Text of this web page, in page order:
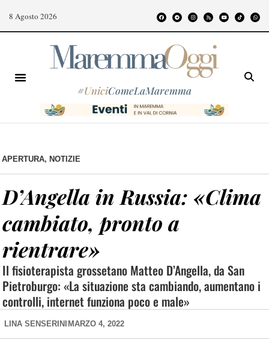
8 Agosto 2026
#UniciComeLaMaremma
APERTURA, NOTIZIE
D’Angella in Russia: «Clima
cambiato, pronto a
rientrare»
Il fisioterapista grossetano Matteo D’Angella, da San
Pietroburgo: «La situazione sta cambiando, aumentano i
controlli, internet funziona poco e male»
LINA SENSERINI MARZO 4, 2022